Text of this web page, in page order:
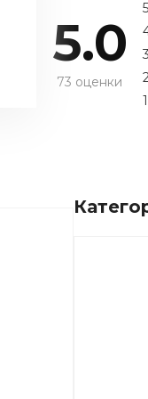
5.0
73 оценки
5
3
1